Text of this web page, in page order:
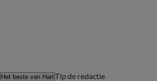
Het beste van HartTip de redactie